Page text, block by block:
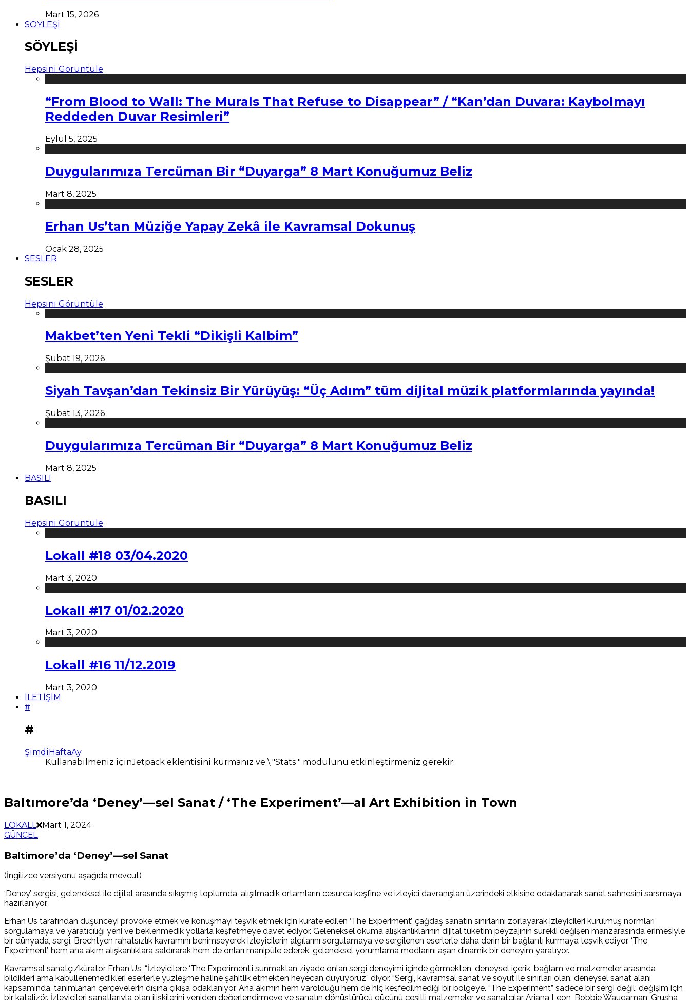
Mart 15, 2026
SÖYLEŞİ
SÖYLEŞİ
Hepsini Görüntüle
“From Blood to Wall: The Murals That Refuse to Disappear” / “Kan’dan Duvara: Kaybolmayı
Reddeden Duvar Resimleri”
Eylül 5, 2025
Duygularımıza Tercüman Bir “Duyarga” 8 Mart Konuğumuz Beliz
Mart 8, 2025
Erhan Us’tan Müziğe Yapay Zekâ ile Kavramsal Dokunuş
Ocak 28, 2025
SESLER
SESLER
Hepsini Görüntüle
Makbet’ten Yeni Tekli “Dikişli Kalbim”
Şubat 19, 2026
Siyah Tavşan’dan Tekinsiz Bir Yürüyüş: “Üç Adım” tüm dijital müzik platformlarında yayında!
Şubat 13, 2026
Duygularımıza Tercüman Bir “Duyarga” 8 Mart Konuğumuz Beliz
Mart 8, 2025
BASILI
BASILI
Hepsini Görüntüle
Lokall #18 03/04.2020
Mart 3, 2020
Lokall #17 01/02.2020
Mart 3, 2020
Lokall #16 11/12.2019
Mart 3, 2020
İLETİŞİM
#
#
ŞimdiHaftaAy
Kullanabilmeniz içinJetpack eklentisini kurmanız ve \ "Stats " modülünü etkinleştirmeniz gerekir.
Baltımore’da ‘Deney’—sel Sanat / ‘The Experiment’—al Art Exhibition in Town
LOKALL
Mart 1, 2024
GÜNCEL
Baltimore’da ‘Deney’—sel Sanat
(İngilizce versiyonu aşağıda mevcut)
‘Deney’ sergisi, geleneksel ile dijital arasında sıkışmış toplumda, alışılmadık ortamların cesurca keşfine ve izleyici davranışları üzerindeki etkisine odaklanarak sanat sahnesini sarsmaya
hazırlanıyor.
Erhan Us tarafından düşünceyi provoke etmek ve konuşmayı teşvik etmek için kürate edilen ‘The Experiment’, çağdaş sanatın sınırlarını zorlayarak izleyicileri kurulmuş normları
sorgulamaya ve yaratıcılığı yeni ve beklenmedik yollarla keşfetmeye davet ediyor. Geleneksel okuma alışkanlıklarının dijital tüketim peyzajının sürekli değişen manzarasında erimesiyle
bir dünyada, sergi, Brechtyen rahatsızlık kavramını benimseyerek izleyicilerin algılarını sorgulamaya ve sergilenen eserlerle daha derin bir bağlantı kurmaya teşvik ediyor. ‘The
Experiment’, hem ana akım alışkanlıklara saldırarak hem de onları manipüle ederek, geleneksel yorumlama modlarını aşan dinamik bir deneyim yaratıyor.
Kavramsal sanatçı/kürator Erhan Us, “İzleyicilere ‘The Experiment’i sunmaktan ziyade onları sergi deneyimi içinde görmekten, deneysel içerik, bağlam ve malzemeler arasında
bildikleri ama kabullenemedikleri eserlerle yüzleşme haline şahitlik etmekten heyecan duyuyoruz” diyor. “Sergi, kavramsal sanat ve soyut ile sınırları olan, deneysel sanat alanı
kapsamında, tanımlanan çerçevelerin dışına çıkışa odaklanıyor. Ana akımın hem varolduğu hem de hiç keşfedilmediği bir bölgeye. “The Experiment” sadece bir sergi değil; değişim için
bir katalizör. İzleyicileri sanatlarıyla olan ilişkilerini yeniden değerlendirmeye ve sanatın dönüştürücü gücünü çeşitli malzemeler ve sanatçılar Ariana Leon, Bobbie Waugaman, Grusha